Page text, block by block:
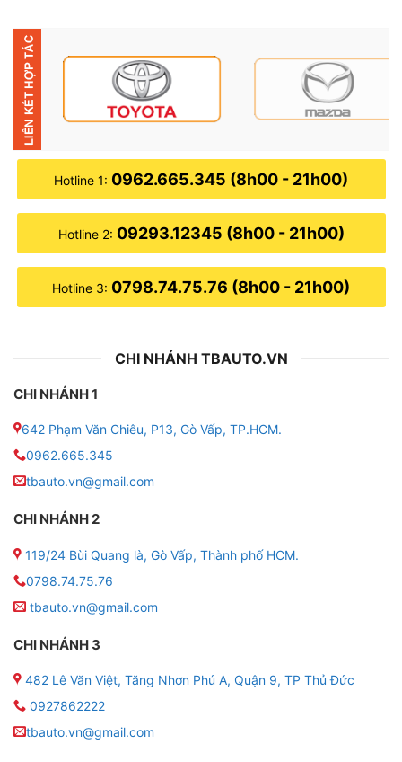
● Hệ thống tản nhiệt: TITAN nguyên khối
● Chất Liệu: Nhựa ABS, kính cường lực, nhôm
● Tích hợp bản đồ dẫn đường: VietMap S1,
GoogleMap, Navitel
● Điều khiển bằng giọng nói với trợ lý ảo Kiki
● Kết nối được Wifi, Bluetooth, Sim 4G, GPS, Phát Wifi
Địa điểm lắp màn hình Zestech Zx10 Bản Tiêu Chuẩn
MÀN HÌNH ANDROID ZESTECH ZX10 BẢN TIÊU
Hotline 1: 0962.665.345 (8h00 - 21h00)
Hotline 2: 09293.12345 (8h00 - 21h00)
Hotline 3: 0798.74.75.76 (8h00 - 21h00)
CHI NHÁNH TBAUTO.VN
CHI NHÁNH 1
642 Phạm Văn Chiêu, P13, Gò Vấp, TP.HCM.
0962.665.345
tbauto.vn@gmail.com
CHI NHÁNH 2
119/24 Bùi Quang là, Gò Vấp, Thành phố HCM.
0798.74.75.76
tbauto.vn@gmail.com
CHI NHÁNH 3
482 Lê Văn Việt, Tăng Nhơn Phú A, Quận 9, TP Thủ Đức
0927862222
tbauto.vn@gmail.com